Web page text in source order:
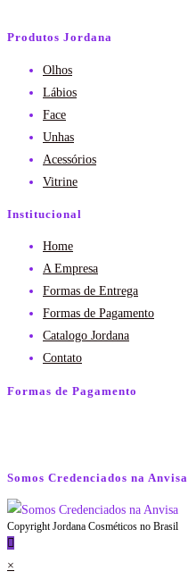
Produtos Jordana
Olhos
Lábios
Face
Unhas
Acessórios
Vitrine
Institucional
Home
A Empresa
Formas de Entrega
Formas de Pagamento
Catalogo Jordana
Contato
Formas de Pagamento
Somos Credenciados na Anvisa
Copyright Jordana Cosméticos no Brasil
×